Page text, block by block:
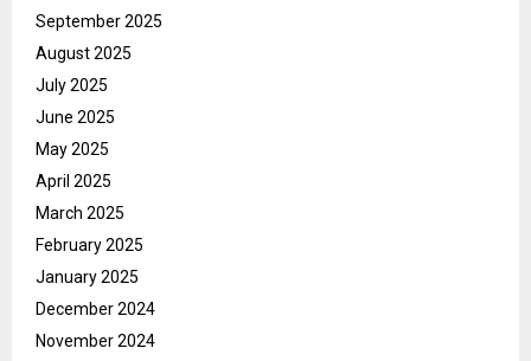
September 2025
August 2025
July 2025
June 2025
May 2025
April 2025
March 2025
February 2025
January 2025
December 2024
November 2024